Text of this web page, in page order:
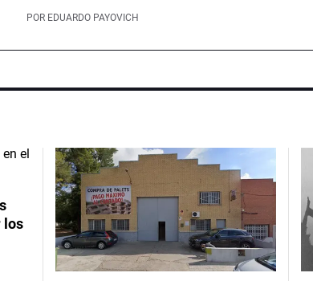
POR EDUARDO PAYOVICH
los